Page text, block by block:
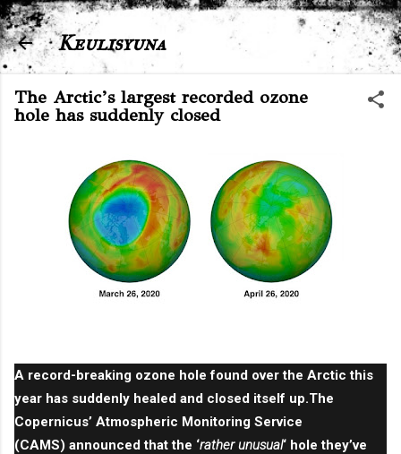
Skip to main content
Keulisyuna
The Arctic’s largest recorded ozone
hole has suddenly closed
A record-breaking ozone hole found over the Arctic this
year has suddenly healed and closed itself up.The
Copernicus’ Atmospheric Monitoring Service
(CAMS) announcedthat the ‘rather unusual‘ hole they’ve